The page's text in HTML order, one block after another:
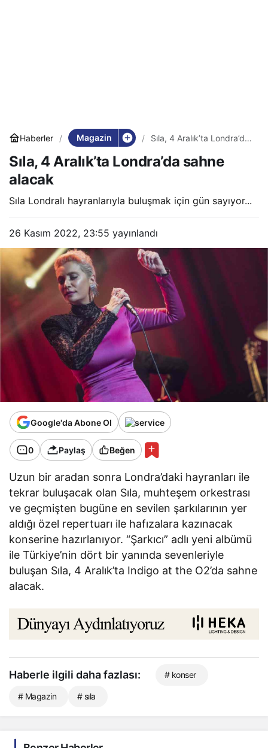
Haberler Magazin
Sıla, 4 Aralık’ta Londra’da
Sıla, 4 Aralık’ta Londra’da sahne
alacak
Sıla Londralı hayranlarıyla buluşmak için gün sayıyor...
26 Kasım 2022, 23:55 yayınlandı
Google'da Abone Ol
0 Paylaş Beğen
Uzun bir aradan sonra Londra’daki hayranları ile
tekrar buluşacak olan Sıla, muhteşem orkestrası
ve geçmişten bugüne en sevilen şarkılarının yer
aldığı özel repertuarı ile hafızalara kazınacak
konserine hazırlanıyor. “Şarkıcı” adlı yeni albümü
ile Türkiye’nin dört bir yanında sevenleriyle
buluşan Sıla, 4 Aralık’ta Indigo at the O2’da sahne
alacak.
Haberle ilgili daha fazlası: # konser
# Magazin # sıla